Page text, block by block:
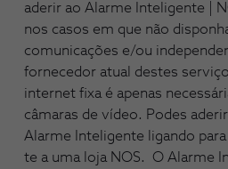
aderir ao Alarme Inteligente |
nos casos em que não
comunicações e/ou
fornecedor atual destes
internet fixa é apenas
câmaras de vídeo. Podes
Alarme Inteligente ligando
te a uma loja NOS. O Alarme